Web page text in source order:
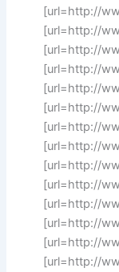
[url=http://
[url=http://
[url=http://
[url=http://
[url=http://
[url=http://
[url=http://
[url=http://
[url=http://
[url=http://
[url=http://
[url=http://
[url=http://
[url=http://